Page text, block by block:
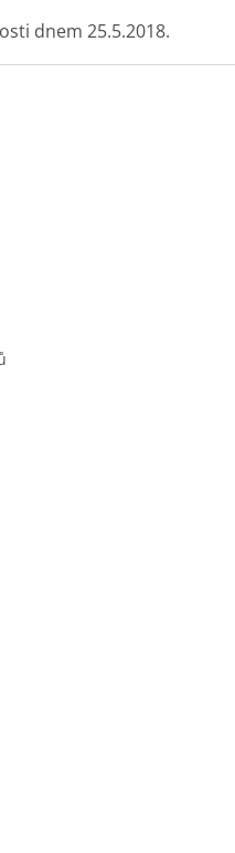
dnem 25.5.2018.